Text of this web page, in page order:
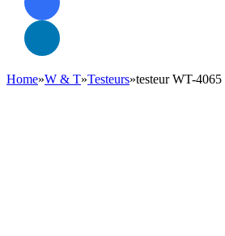
Home»W & T»Testeurs»testeur WT-4065